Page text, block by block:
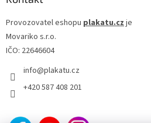
Provozovatel eshopu plakatu.czje
Movariko s.r.o.
IČO: 22646604
info@plakatu.cz
+420 587 408 201